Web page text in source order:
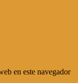
en este navegador